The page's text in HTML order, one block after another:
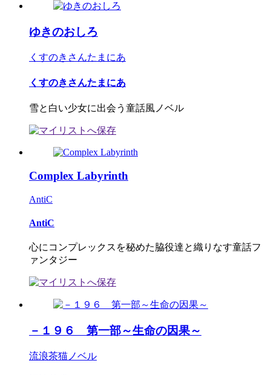
ゆきのおしろ
くすのきさんたまにあ
くすのきさんたまにあ
雪と白い少女に出会う童話風ノベル
Complex Labyrinth
AntiC
AntiC
心にコンプレックスを秘めた脇役達と織りなす童話フ
ァンタジー
－１９６ 第一部～生命の因果～
流浪茶猫ノベル